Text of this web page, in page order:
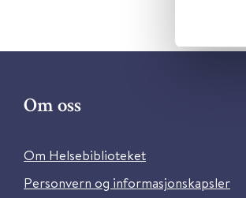
Om oss
Om Helsebiblioteket
Personvern og informasjonskapsler